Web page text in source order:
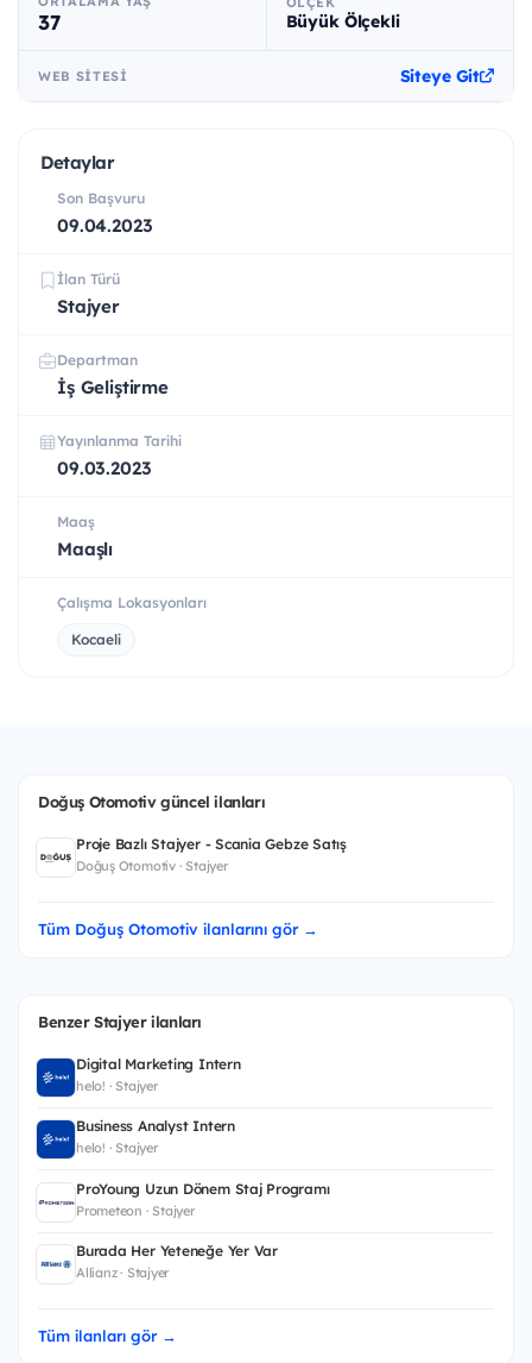
37 Büyük Ölçekli
WEB SITESI Siteye Git
Detaylar
Son Başvuru
09.04.2023
İlan Türü
Stajyer
Departman
İş Geliştirme
Yayınlanma Tarihi
09.03.2023
Maaş
Maaşlı
Çalışma Lokasyonları
Kocaeli
Doğuş Otomotiv güncel ilanları
Proje Bazlı Stajyer - Scania Gebze Satış
Doğuş Otomotiv · Stajyer
Tüm Doğuş Otomotiv ilanlarını gör →
Benzer Stajyer ilanları
Digital Marketing Intern
helo! · Stajyer
Business Analyst Intern
helo! · Stajyer
ProYoung Uzun Dönem Staj Programı
Prometeon · Stajyer
Burada Her Yeteneğe Yer Var
Allianz · Stajyer
Tüm ilanları gör →